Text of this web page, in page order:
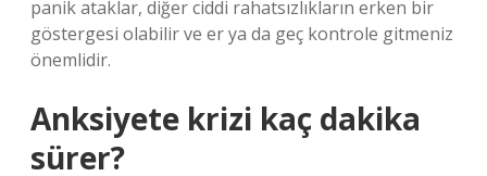
panik ataklar, diğer ciddi rahatsızlıkların erken bir
göstergesi olabilir ve er ya da geç kontrole gitmeniz
önemlidir.
Anksiyete krizi kaç dakika
sürer?